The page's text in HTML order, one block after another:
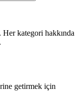
kategori hakkında
getirmek için